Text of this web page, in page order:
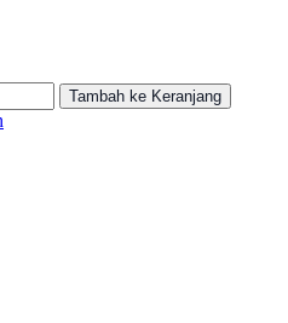
Tambah ke Keranjang